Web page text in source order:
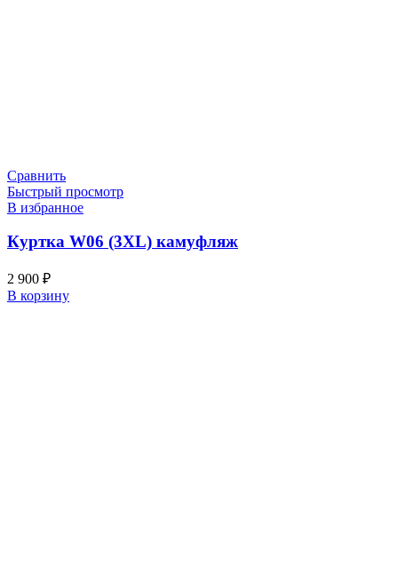
Сравнить
Быстрый просмотр
В избранное
Куртка W06 (3XL) камуфляж
2 900 ₽
В корзину